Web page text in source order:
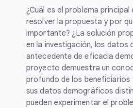
¿Cuál es el problema principal
resolver la propuesta y por
importante? ¿La solución
en la investigación, los datos
antecedente de eficacia
proyecto demuestra un
profundo de los beneficiarios
sus datos demográficos
pueden experimentar el